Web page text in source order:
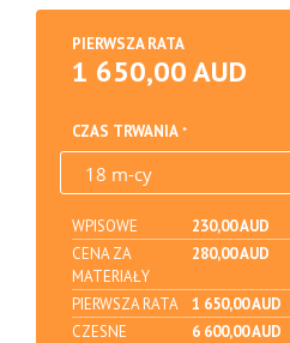
PIERWSZA RATA
1 650,00 AUD
CZAS TRWANIA
WPISOWE
230,00 AUD
CENA ZA
MATERIAŁY
280,00 AUD
PIERWSZA RATA
1 650,00 AUD
CZESNE
6 600,00 AUD